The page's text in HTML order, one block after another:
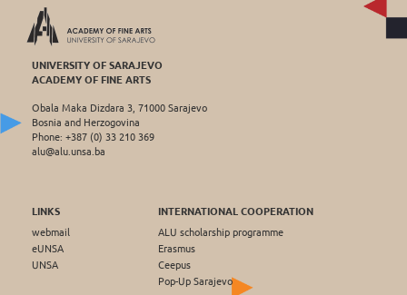
UNIVERSITY OF SARAJEVO
ACADEMY OF FINE ARTS
Obala Maka Dizdara 3, 71000 Sarajevo
Bosnia and Herzogovina
Phone: +387 (0) 33 210 369
alu@alu.unsa.ba
LINKS
webmail
eUNSA
UNSA
INTERNATIONAL COOPERATION
ALU scholarship programme
Erasmus
Ceepus
Pop-Up Sarajevo